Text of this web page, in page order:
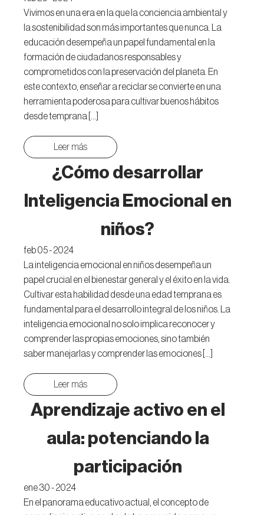
Vivimos en una era en la que la conciencia ambiental y
la sostenibilidad son más importantes que nunca. La
educación desempeña un papel fundamental en la
formación de ciudadanos responsables y
comprometidos con la preservación del planeta. En
este contexto, enseñar a reciclar se convierte en una
herramienta poderosa para cultivar buenos hábitos
desde temprana […]
Leer más
¿Cómo desarrollar
Inteligencia Emocional en
niños?
feb 05 - 2024
La inteligencia emocional en niños desempeña un
papel crucial en el bienestar general y el éxito en la vida.
Cultivar esta habilidad desde una edad temprana es
fundamental para el desarrollo integral de los niños. La
inteligencia emocional no solo implica reconocer y
comprender las propias emociones, sino también
saber manejarlas y comprender las emociones […]
Leer más
Aprendizaje activo en el
aula: potenciando la
participación
ene 30 - 2024
En el panorama educativo actual, el concepto de